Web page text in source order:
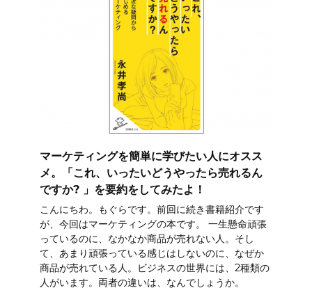
マーケティングを簡単に学びたい人にオスス
メ。「これ、いったいどうやったら売れるん
ですか? 」を要約をしてみたよ！
こんにちわ。もぐらです。前回に続き書籍紹介です
が、今回はマーケティングの本です。 一生懸命頑張
っているのに、なかなか商品が売れない人。そし
て、あまり頑張っている感じはしないのに、なぜか
商品が売れている人。ビジネスの世界には、2種類の
人がいます。両者の違いは、なんでしょうか。